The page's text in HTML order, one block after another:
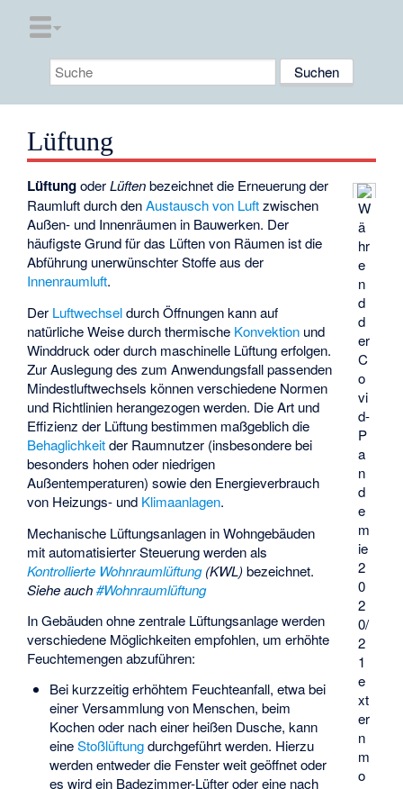
Lüftung
W
ä
hr
e
n
d
d
er
C
o
vi
d-
P
a
n
d
e
m
ie
2
0
2
0/
2
1
e
xt
er
n
m
o
LüftungoderLüftenbezeichnet die Erneuerung der
Raumluft durch denAustausch von Luftzwischen
Außen- und Innenräumen in Bauwerken. Der
häufigste Grund für das Lüften von Räumen ist die
Abführung unerwünschter Stoffe aus der
Innenraumluft.
Der Luftwechseldurch Öffnungen kann auf
natürliche Weise durch thermische Konvektion und
Winddruck oder durch maschinelle Lüftungerfolgen.
Zur Auslegung des zum Anwendungsfall passenden
Mindestluftwechsels können verschiedene Normen
und Richtlinien herangezogen werden. Die Art und
Effizienz der Lüftung bestimmen maßgeblich die
Behaglichkeitder Raumnutzer (insbesondere bei
besonders hohen oder niedrigen
Außentemperaturen) sowie den Energieverbrauch
von Heizungs- und Klimaanlagen.
Mechanische Lüftungsanlagen in Wohngebäuden
mit automatisierter Steuerung werden als
Kontrollierte Wohnraumlüftung(KWL)bezeichnet.
Siehe auch#Wohnraumlüftung
In Gebäuden ohne zentrale Lüftungsanlage werden
verschiedene Möglichkeiten empfohlen, um erhöhte
Feuchtemengen abzuführen:
Bei kurzzeitig erhöhtem Feuchteanfall, etwa bei
einer Versammlung von Menschen, beim
Kochen oder nach einer heißen Dusche, kann
eineStoßlüftungdurchgeführt werden. Hierzu
werden entweder die Fenster weit geöffnet oder
es wird ein Badezimmer-Lüfter oder eine nach